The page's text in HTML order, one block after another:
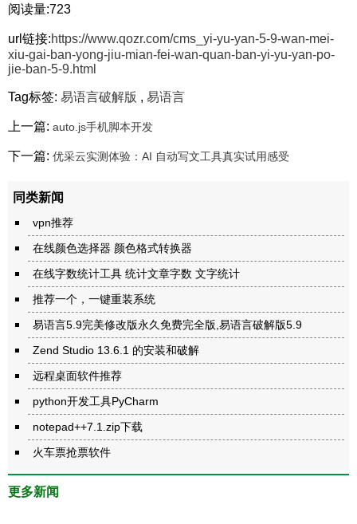
阅读量:723
url链接:https://www.qozr.com/cms_yi-yu-yan-5-9-wan-mei-
xiu-gai-ban-yong-jiu-mian-fei-wan-quan-ban-yi-yu-yan-po-
jie-ban-5-9.html
Tag标签: 易语言破解版 , 易语言
上一篇: auto.js手机脚本开发
下一篇: 优采云实测体验：AI 自动写文工具真实试用感受
同类新闻
vpn推荐
在线颜色选择器 颜色格式转换器
在线字数统计工具 统计文章字数 文字统计
推荐一个，一键重装系统
易语言5.9完美修改版永久免费完全版,易语言破解版5.9
Zend Studio 13.6.1 的安装和破解
远程桌面软件推荐
python开发工具PyCharm
notepad++7.1.zip下载
火车票抢票软件
更多新闻